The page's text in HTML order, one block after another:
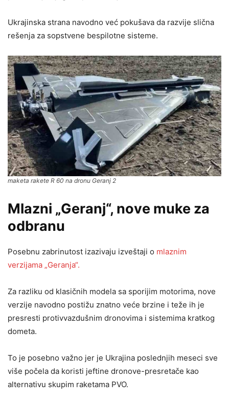
Ukrajinska strana navodno već pokušava da razvije slična
rešenja za sopstvene bespilotne sisteme.
maketa rakete R 60 na dronu Geranj 2
Mlazni „Geranj“, nove muke za
odbranu
Posebnu zabrinutost izazivaju izveštaji o mlaznim
verzijama „Geranja“.
Za razliku od klasičnih modela sa sporijim motorima, nove
verzije navodno postižu znatno veće brzine i teže ih je
presresti protivvazdušnim dronovima i sistemima kratkog
dometa.
To je posebno važno jer je Ukrajina poslednjih meseci sve
više počela da koristi jeftine dronove-presretače kao
alternativu skupim raketama PVO.